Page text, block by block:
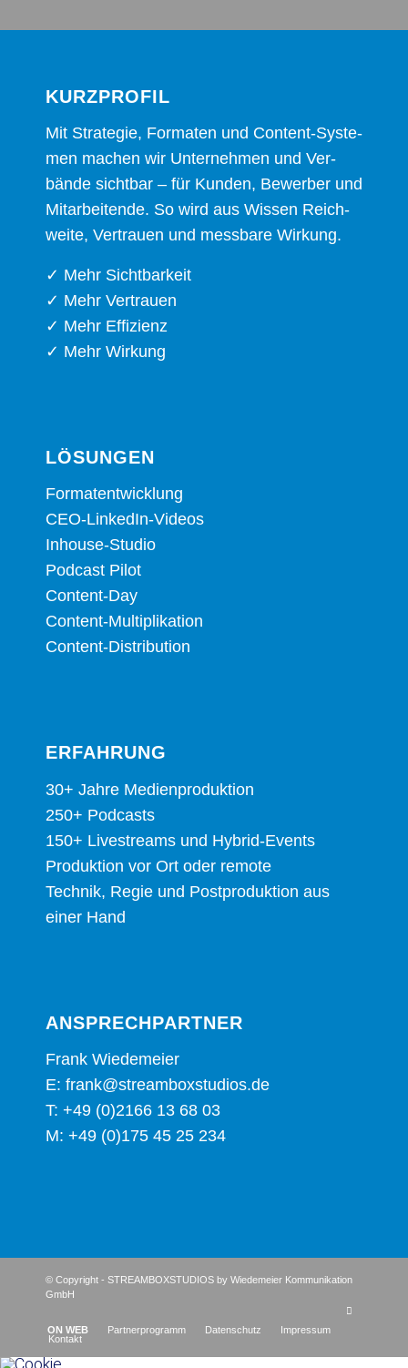
KURZ­PRO­FIL
Mit Stra­te­gie, For­ma­ten und Con­tent-Sys­te­
men machen wir Unter­neh­men und Ver­
bän­de sicht­bar – für Kun­den, Bewer­ber und
Mit­ar­bei­ten­de. So wird aus Wis­sen Reich­
wei­te, Ver­trau­en und mess­ba­re Wirkung.
✓ Mehr Sichtbarkeit
✓ Mehr Vertrauen
✓ Mehr Effizienz
✓ Mehr Wirkung
LÖSUN­GEN
For­ma­t­ent­wick­lung
CEO-Lin­ke­dIn-Vide­os
Inhouse-Stu­dio
Pod­cast Pilot
Con­tent-Day
Con­tent-Mul­ti­pli­ka­ti­on
Con­tent-Dis­tri­bu­ti­on
ERFAH­RUNG
30+ Jah­re Medienproduktion
250+ Podcasts
150+ Live­streams und Hybrid-Events
Pro­duk­ti­on vor Ort oder remote
Tech­nik, Regie und Post­pro­duk­ti­on aus
einer Hand
ANSPRECH­PART­NER
Frank Wie­demei­er
E: frank@streamboxstudios.de
T: +49 (0)2166 13 68 03
M: +49 (0)175 45 25 234
© Copyright - STREAMBOXSTUDIOS by Wiedemeier Kommunikation
GmbH
ON WEB Part­ner­pro­gramm Daten­schutz
Impres­sum
Kon­takt